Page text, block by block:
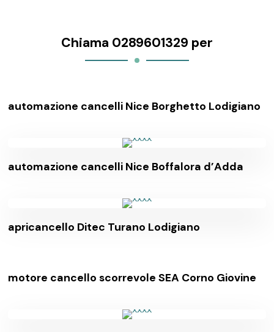
Chiama 0289601329 per
automazione cancelli Nice Borghetto Lodigiano
automazione cancelli Nice Boffalora d’Adda
apricancello Ditec Turano Lodigiano
motore cancello scorrevole SEA Corno Giovine